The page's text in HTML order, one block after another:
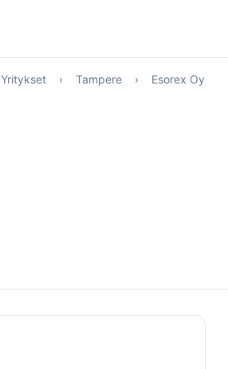
Yritykset › Tampere › Esorex Oy